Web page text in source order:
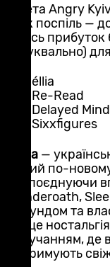
Мета Angry
рік поспіль —
Весь
(буквально)
😈 éllia
😈 Re-Read
😈 Delayed
😈 Sixxfigures
éllia —
який по-
х, поєднуючи
Underoath,
саундом та
— це
звучанням, де
отримують